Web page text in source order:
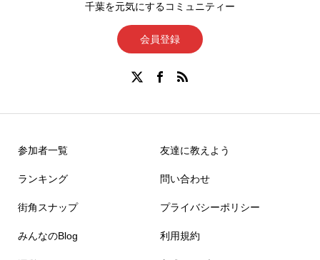
千葉を元気にするコミュニティー
会員登録
参加者一覧
ランキング
街角スナップ
みんなのBlog
友達に教えよう
問い合わせ
プライバシーポリシー
利用規約